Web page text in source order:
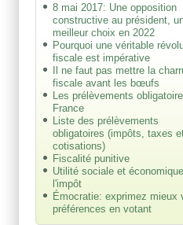
8 mai 2017: Une opposition
constructive au président,
meilleur choix en 2022
Pourquoi une véritable
fiscale est impérative
Il ne faut pas mettre la
fiscale avant les bœufs
Les prélèvements
France
Liste des prélèvements
obligatoires (impôts, taxes
cotisations)
Fiscalité punitive
Utilité sociale et
l'impôt
Émocratie: exprimez mieux
préférences en votant